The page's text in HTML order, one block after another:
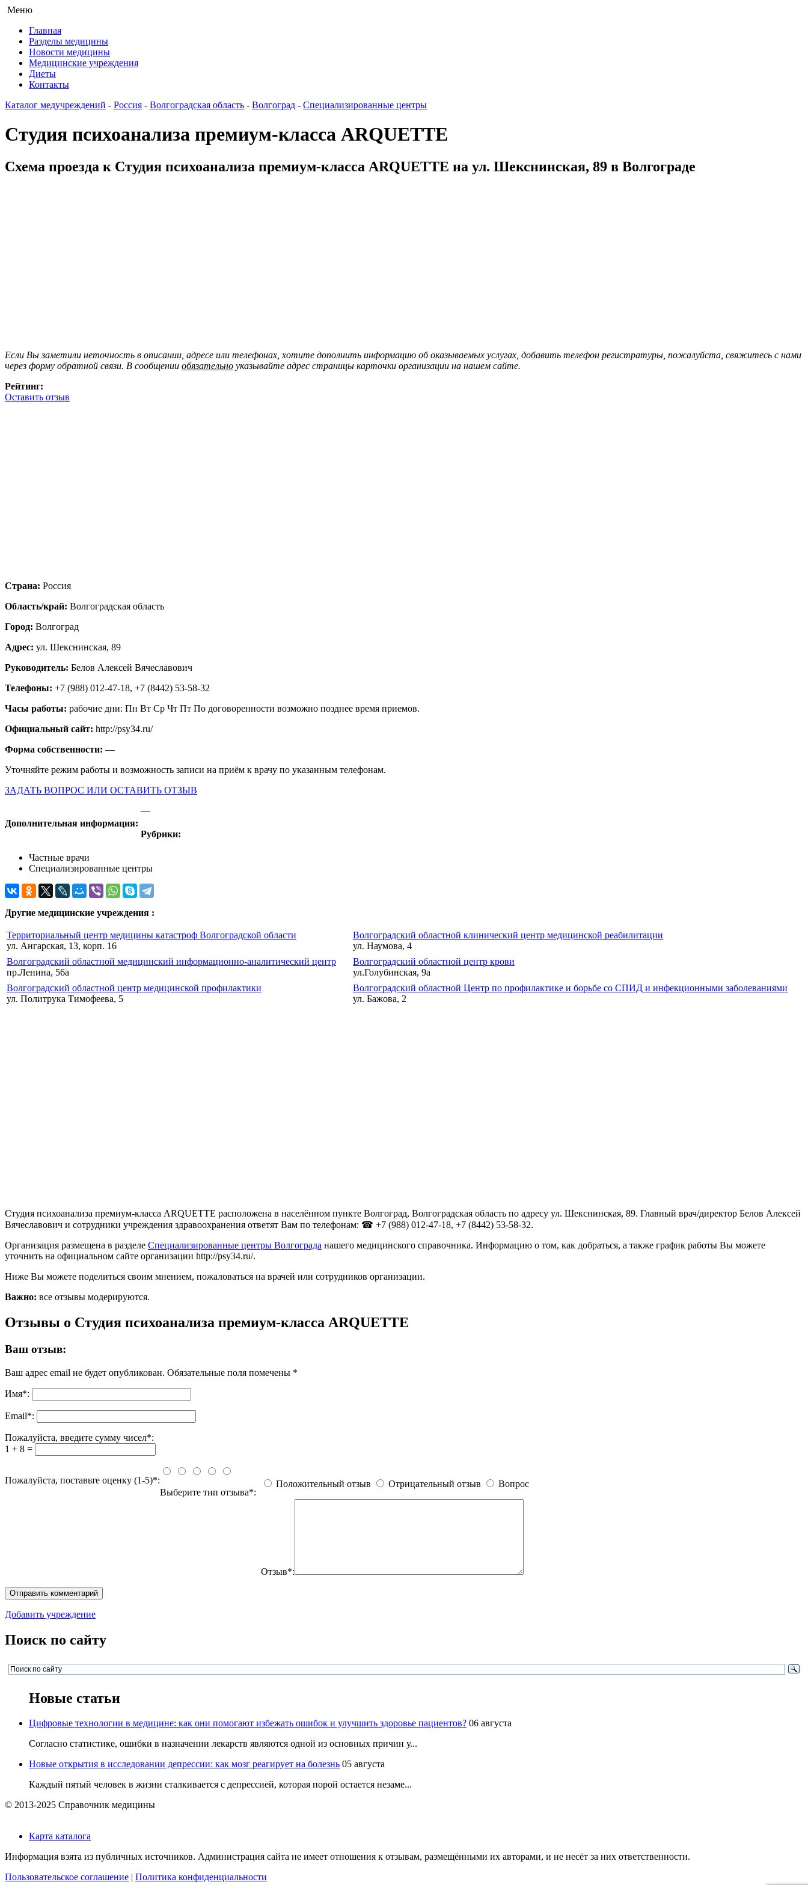
Меню
Главная
Разделы медицины
Новости медицины
Медицинские учреждения
Диеты
Контакты
Каталог медучреждений - Россия - Волгоградская область - Волгоград - Специализированные центры
Студия психоанализа премиум-класса ARQUETTE
Схема проезда к Студия психоанализа премиум-класса ARQUETTE на ул. Шекснинская, 89 в Волгограде
Если Вы заметили неточность в описании, адресе или телефонах, хотите дополнить информацию об оказываемых услугах, добавить телефон регистратуры, пожалуйста, свяжитесь с нами
через форму обратной связи. В сообщении обязательно указывайте адрес страницы карточки организации на нашем сайте.
Рейтинг:
Оставить отзыв
Страна: Россия
Область/край: Волгоградская область
Город: Волгоград
Адрес: ул. Шекснинская, 89
Руководитель: Белов Алексей Вячеславович
Телефоны: +7 (988) 012-47-18, +7 (8442) 53-58-32
Часы работы: рабочие дни: Пн Вт Ср Чт Пт По договоренности возможно позднее время приемов.
Официальный сайт: http://psy34.ru/
Форма собственности: —
Уточняйте режим работы и возможность записи на приём к врачу по указанным телефонам.
ЗАДАТЬ ВОПРОС ИЛИ ОСТАВИТЬ ОТЗЫВ
Дополнительная информация:
—
Рубрики:
Частные врачи
Специализированные центры
Другие медицинские учреждения :
Территориальный центр медицины катастроф Волгоградской области
ул. Ангарская, 13, корп. 16
Волгоградский областной клинический центр медицинской реабилитации
ул. Наумова, 4
Волгоградский областной медицинский информационно-аналитический центр
пр.Ленина, 56а
Волгоградский областной центр крови
ул.Голубинская, 9а
Волгоградский областной центр медицинской профилактики
ул. Политрука Тимофеева, 5
Волгоградский областной Центр по профилактике и борьбе со СПИД и инфекционными заболеваниями
ул. Бажова, 2
Студия психоанализа премиум-класса ARQUETTE расположена в населённом пункте Волгоград, Волгоградская область по адресу ул. Шекснинская, 89. Главный врач/директор Белов Алексей
Вячеславович и сотрудники учреждения здравоохранения ответят Вам по телефонам: ☎ +7 (988) 012-47-18, +7 (8442) 53-58-32.
Организация размещена в разделе Специализированные центры Волгограда нашего медицинского справочника. Информацию о том, как добраться, а также график работы Вы можете
уточнить на официальном сайте организации http://psy34.ru/.
Ниже Вы можете поделиться своим мнением, пожаловаться на врачей или сотрудников организации.
Важно: все отзывы модерируются.
Отзывы о Студия психоанализа премиум-класса ARQUETTE
Ваш отзыв:
Ваш адрес email не будет опубликован. Обязательные поля помечены *
Имя*:
Email*:
Пожалуйста, введите сумму чисел*:
1 + 8 =
Пожалуйста, поставьте оценку (1-5)*:
Выберите тип отзыва*:
Положительный отзыв Отрицательный отзыв Вопрос
Отзыв*:
Добавить учреждение
Поиск по сайту
Новые статьи
Цифровые технологии в медицине: как они помогают избежать ошибок и улучшить здоровье пациентов? 06 августа
Согласно статистике, ошибки в назначении лекарств являются одной из основных причин у...
Новые открытия в исследовании депрессии: как мозг реагирует на болезнь 05 августа
Каждый пятый человек в жизни сталкивается с депрессией, которая порой остается незаме...
© 2013-2025 Справочник медицины
Карта каталога
Информация взята из публичных источников. Администрация сайта не имеет отношения к отзывам, размещёнными их авторами, и не несёт за них ответственности.
Пользовательское соглашение
Политика конфиденциальности